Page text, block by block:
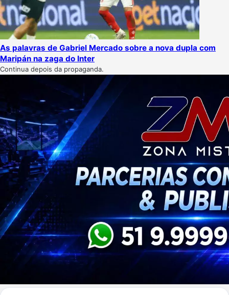
As palavras de Gabriel Mercado sobre a nova dupla com
Maripán na zaga do Inter
Continua depois da propaganda.